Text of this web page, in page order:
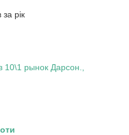
рік
10\1 рынок Дарсон.,